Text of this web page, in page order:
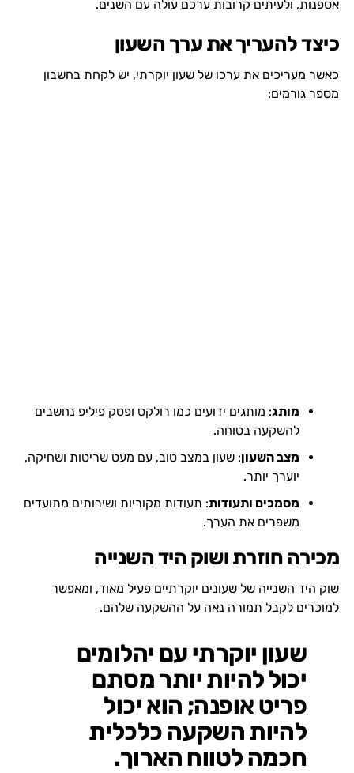
אספנות, ולעיתים קרובות ערכם עולה עם השנים.
כיצד להעריך את ערך השעון
כאשר מעריכים את ערכו של שעון יוקרתי, יש לקחת בחשבון
מספר גורמים:
מותג: מותגים ידועים כמו רולקס ופטק פיליפ נחשבים
להשקעה בטוחה.
מצב השעון: שעון במצב טוב, עם מעט שריטות ושחיקה,
יוערך יותר.
מסמכים ותעודות: תעודות מקוריות ושירותים מתועדים
משפרים את הערך.
מכירה חוזרת ושוק היד השנייה
שוק היד השנייה של שעונים יוקרתיים פעיל מאוד, ומאפשר
למוכרים לקבל תמורה נאה על ההשקעה שלהם.
שעון יוקרתי עם יהלומים
יכול להיות יותר מסתם
פריט אופנה; הוא יכול
להיות השקעה כלכלית
חכמה לטווח הארוך.